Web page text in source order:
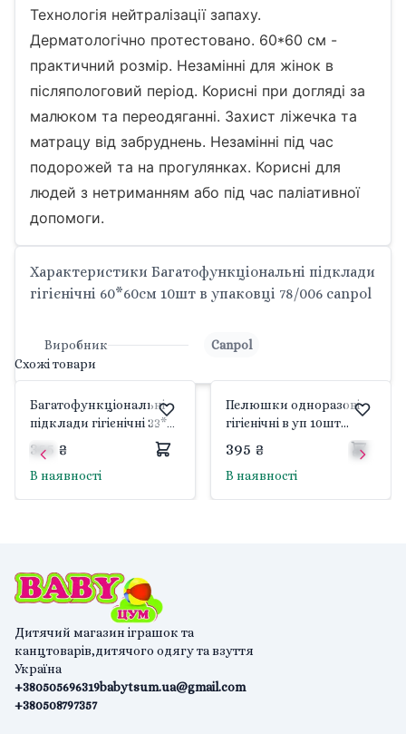
Технологія нейтралізації запаху.
Дерматологічно протестовано. 60*60 см -
практичний розмір. Незамінні для жінок в
післяпологовий період. Корисні при догляді за
малюком та переодяганні. Захист ліжечка та
матрацу від забруднень. Незамінні під час
подорожей та на прогулянках. Корисні для
людей з нетриманням або під час паліативної
допомоги.
Характеристики Багатофункціональні підклади
гігієнічні 60*60см 10шт в упаковці 78/006 canpol
Виробник
Canpol
Схожі товари
Багатофункціональні
підклади гігієнічні 33*45
см 20шт 78/009 canpol
355 ₴
В наявності
Пелюшки одноразові
гігієнічні в уп 10шт
78/002 canpol
395 ₴
В наявності
Дитячий магазин іграшок та
канцтоварів,дитячого одягу та взуття
Україна
+380505696319
+380508797357
babytsum.ua@gmail.com